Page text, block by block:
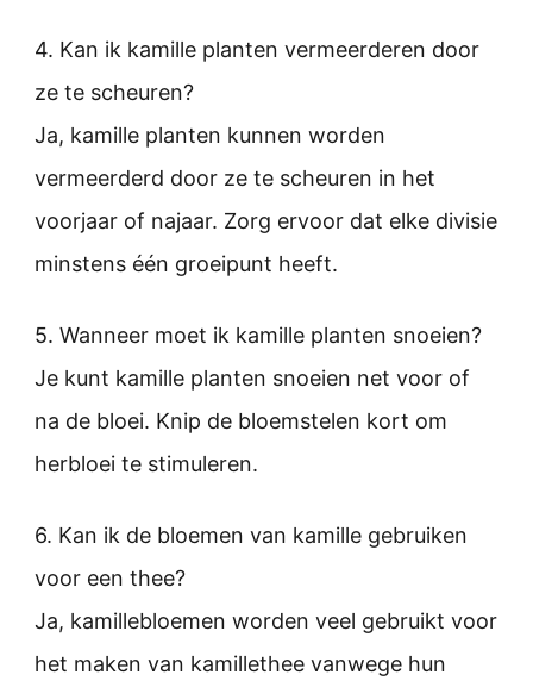
4. Kan ik kamille planten vermeerderen door
ze te scheuren?
Ja, kamille planten kunnen worden
vermeerderd door ze te scheuren in het
voorjaar of najaar. Zorg ervoor dat elke divisie
minstens één groeipunt heeft.
5. Wanneer moet ik kamille planten snoeien?
Je kunt kamille planten snoeien net voor of
na de bloei. Knip de bloemstelen kort om
herbloei te stimuleren.
6. Kan ik de bloemen van kamille gebruiken
voor een thee?
Ja, kamillebloemen worden veel gebruikt voor
het maken van kamillethee vanwege hun